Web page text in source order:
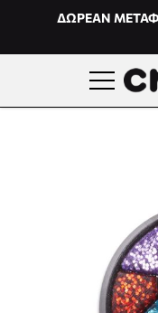
Μετάβαση στο
ΔΩΡΕΑΝ